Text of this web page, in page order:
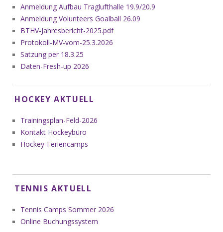
Anmeldung Aufbau Traglufthalle 19.9/20.9
Anmeldung Volunteers Goalball 26.09
BTHV-Jahresbericht-2025.pdf
Protokoll-MV-vom-25.3.2026
Satzung per 18.3.25
Daten-Fresh-up 2026
HOCKEY AKTUELL
Trainingsplan-Feld-2026
Kontakt Hockeybüro
Hockey-Feriencamps
TENNIS AKTUELL
Tennis Camps Sommer 2026
Online Buchungssystem